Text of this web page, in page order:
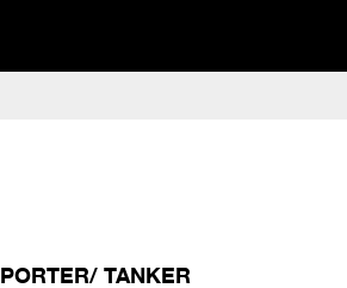
PORTER/ TANKER